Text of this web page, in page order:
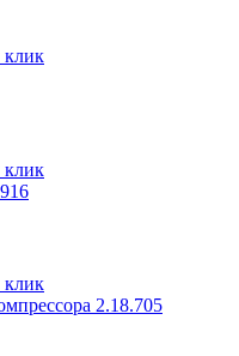
клик
клик
клик
2.18.705